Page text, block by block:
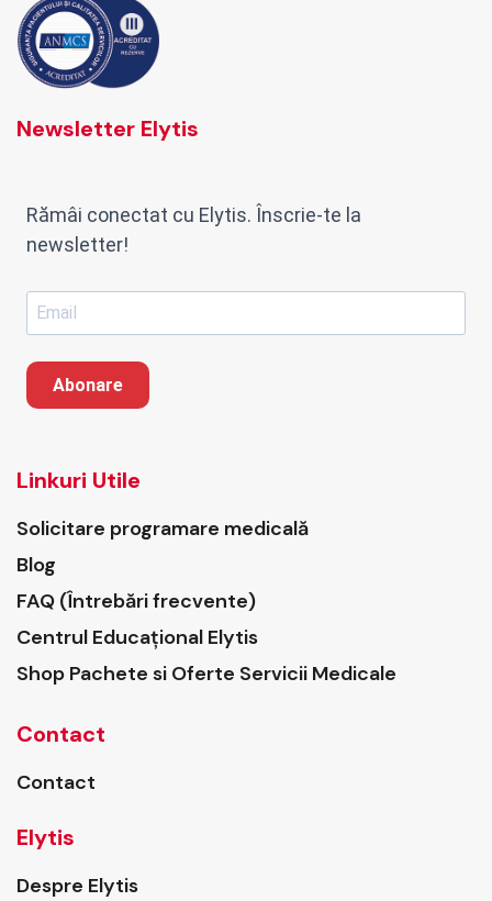
Newsletter Elytis
Rămâi conectat cu Elytis. Înscrie-te la
newsletter!
Abonare
Linkuri Utile
Solicitare programare medicală
Blog
FAQ (Întrebări frecvente)
Centrul Educațional Elytis
Shop Pachete si Oferte Servicii Medicale
Contact
Contact
Elytis
Despre Elytis